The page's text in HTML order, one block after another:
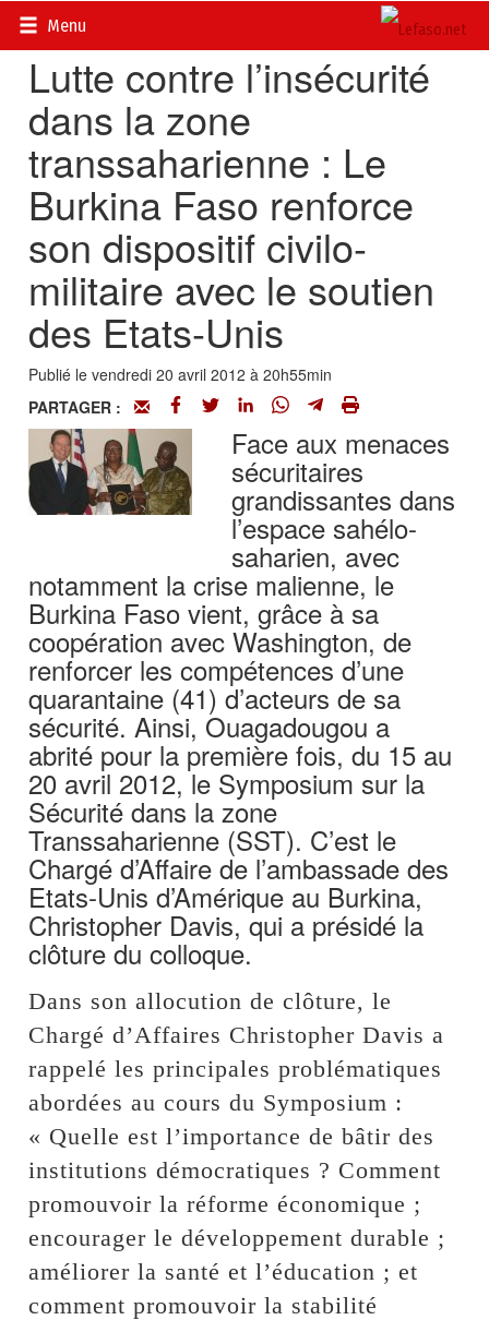
Menu
Accueil>
Lutte contre l’insécurité
dans la zone
transsaharienne : Le
Burkina Faso renforce
son dispositif civilo-
militaire avec le soutien
des Etats-Unis
Publié le vendredi 20 avril 2012 à 20h55min
PARTAGER :
Face aux menaces
sécuritaires
grandissantes dans
l’espace sahélo-
saharien, avec
notamment la crise malienne, le
Burkina Faso vient, grâce à sa
coopération avec Washington, de
renforcer les compétences d’une
quarantaine (41) d’acteurs de sa
sécurité. Ainsi, Ouagadougou a
abrité pour la première fois, du 15 au
20 avril 2012, le Symposium sur la
Sécurité dans la zone
Transsaharienne (SST). C’est le
Chargé d’Affaire de l’ambassade des
Etats-Unis d’Amérique au Burkina,
Christopher Davis, qui a présidé la
clôture du colloque.
Dans son allocution de clôture, le
Chargé d’Affaires Christopher Davis a
rappelé les principales problématiques
abordées au cours du Symposium :
« Quelle est l’importance de bâtir des
institutions démocratiques ? Comment
promouvoir la réforme économique ;
encourager le développement durable ;
améliorer la santé et l’éducation ; et
comment promouvoir la stabilité